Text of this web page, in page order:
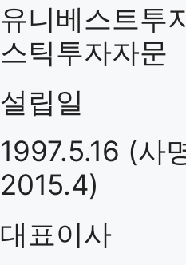
유니베스트투
스틱투자자문
설립일
1997.5.16 (사
2015.4)
대표이사